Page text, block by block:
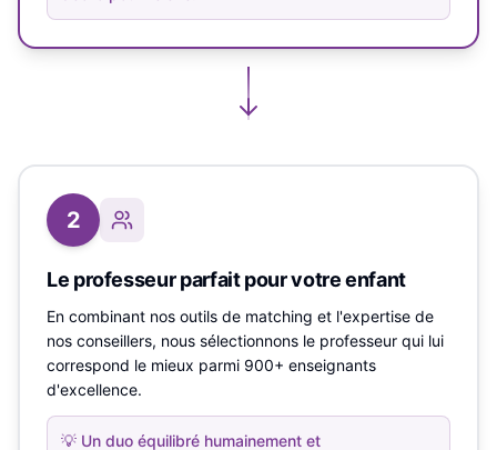
2
Le professeur parfait pour votre enfant
En combinant nos outils de matching et l'expertise de
nos conseillers, nous sélectionnons le professeur qui lui
correspond le mieux parmi 900+ enseignants
d'excellence.
💡 Un duo équilibré humainement et